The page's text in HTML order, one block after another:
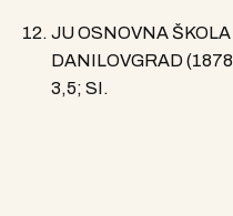
JU OSNOVNA
DANILOVGRAD
3,5; SI.